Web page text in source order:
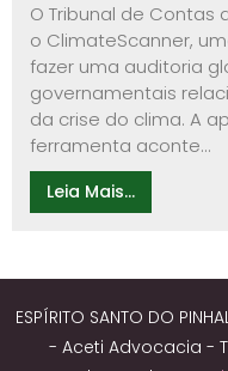
O Tribunal de Contas
o ClimateScanner,
fazer uma auditoria
governamentais
da crise do clima. A
ferramenta aconte...
Leia Mais...
ESPÍRITO SANTO DO
- Aceti Advocacia -